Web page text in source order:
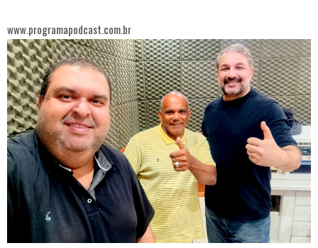
www.programapodcast.com.br